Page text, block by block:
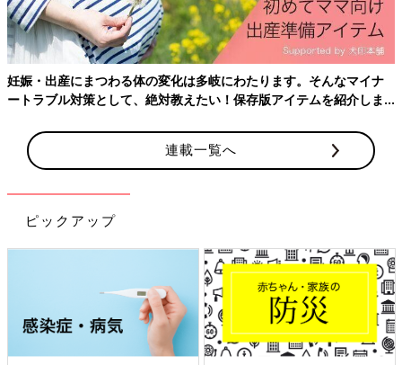
当てたアスパラガスビスケットのタオル。パッケージが本物みた
いでワクワクしますね。
かわいくてつい何回も引いてしまうたべっ子どうぶ
つくじ
妊娠・出産にまつわる体の変化は多岐にわたります。そんなマイナ
ートラブル対策として、絶対教えたい！保存版アイテムを紹介しま
連載一覧へ
ピックアップ